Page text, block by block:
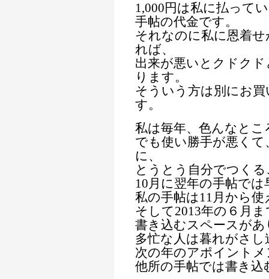
1,000円は私に払って
手帖の代金です。
それなのに私に恩着
れば、
出来が悪いとクドク
ります。
そういう方は別にお
す。
私は毎年、色んなと
でも使い勝手が悪く
に、
とうとう自分でつく
10月に翌年の手帖で
私の手帖は11月から使
そして2013年の６月
書き込むスペースが
多忙な人は暮れがさし
次の年のアポイント
他所の手帖では書き